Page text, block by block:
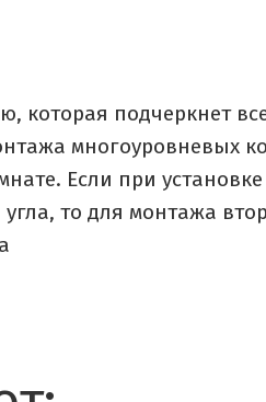
которая подчеркнет
многоуровневых
Если при установке
то для монтажа